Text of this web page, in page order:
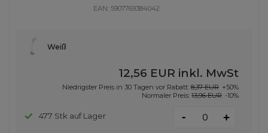
EAN: 5907769384042
Weiß
12,56 EUR inkl. MwSt
Niedrigster Preis in 30 Tagen vor Rabatt: 8,37 EUR +50%
Normaler Preis: 13,96 EUR -10%
477 Stk auf Lager - +